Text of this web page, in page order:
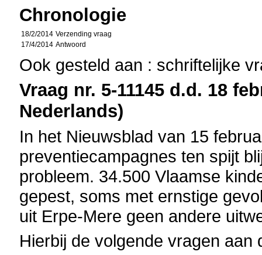
Chronologie
18/2/2014 Verzending vraag
17/4/2014 Antwoord
Ook gesteld aan : schriftelijke
Vraag nr. 5-11145 d.d. 18
Nederlands)
In het Nieuwsblad van 15
preventiecampagnes ten spijt
probleem. 34.500 Vlaamse
gepest, soms met ernstige
uit Erpe-Mere geen andere
Hierbij de volgende vragen